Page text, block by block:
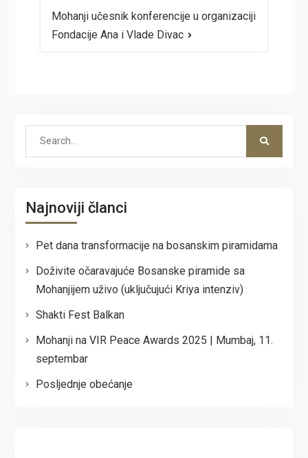
Mohanji učesnik konferencije u organizaciji
Fondacije Ana i Vlade Divac
Najnoviji članci
Pet dana transformacije na bosanskim piramidama
Doživite očaravajuće Bosanske piramide sa
Mohanjijem uživo (uključujući Kriya intenziv)
Shakti Fest Balkan
Mohanji na VIR Peace Awards 2025 | Mumbaj, 11.
septembar
Posljednje obećanje